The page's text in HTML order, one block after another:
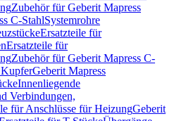
Zubehör für Geberit Mapress
C-StahlSystemrohre
Ersatzteile für
Ersatzteile für
Zubehör für Geberit Mapress C-
KupferGeberit Mapress
Innenliegende
Verbindungen,
für Anschlüsse für HeizungGeberit